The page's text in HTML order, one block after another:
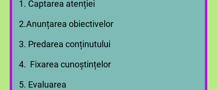
1. Captarea atenției
2.Anunțarea obiectivelor
3. Predarea conținutului
4. Fixarea cunoștințelor
5. Evaluarea